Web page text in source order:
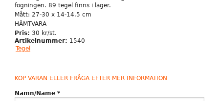
fogningen. 89 tegel finns i lager.
Mått: 27-30 x 14-14,5 cm
HÄMTVARA
Pris: 30 kr/st.
Artikelnummer: 1540
Tegel
KÖP VARAN ELLER FRÅGA EFTER MER INFORMATION
Namn/Name *